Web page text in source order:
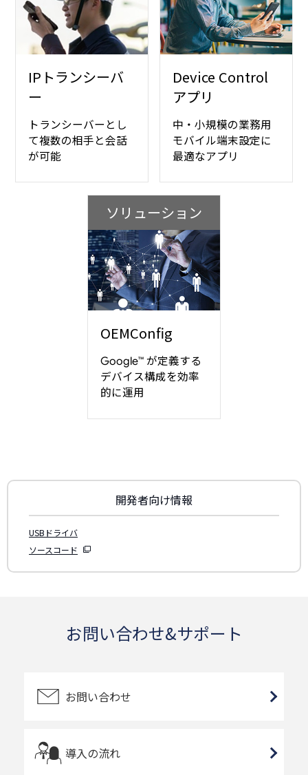
IPトランシーバ
ー
トランシーバーとし
て複数の相手と会話
が可能
Device Control
アプリ
中・小規模の業務用
モバイル端末設定に
最適なアプリ
ソリューション
OEMConfig
Google™ が定義する
デバイス構成を効率
的に運用
開発者向け情報
USBドライバ
ソースコード
お問い合わせ&サポート
お問い合わせ
導入の流れ